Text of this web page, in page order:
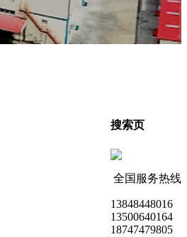
搜索页
全国服务热线
13848448016
13500640164
18747479805